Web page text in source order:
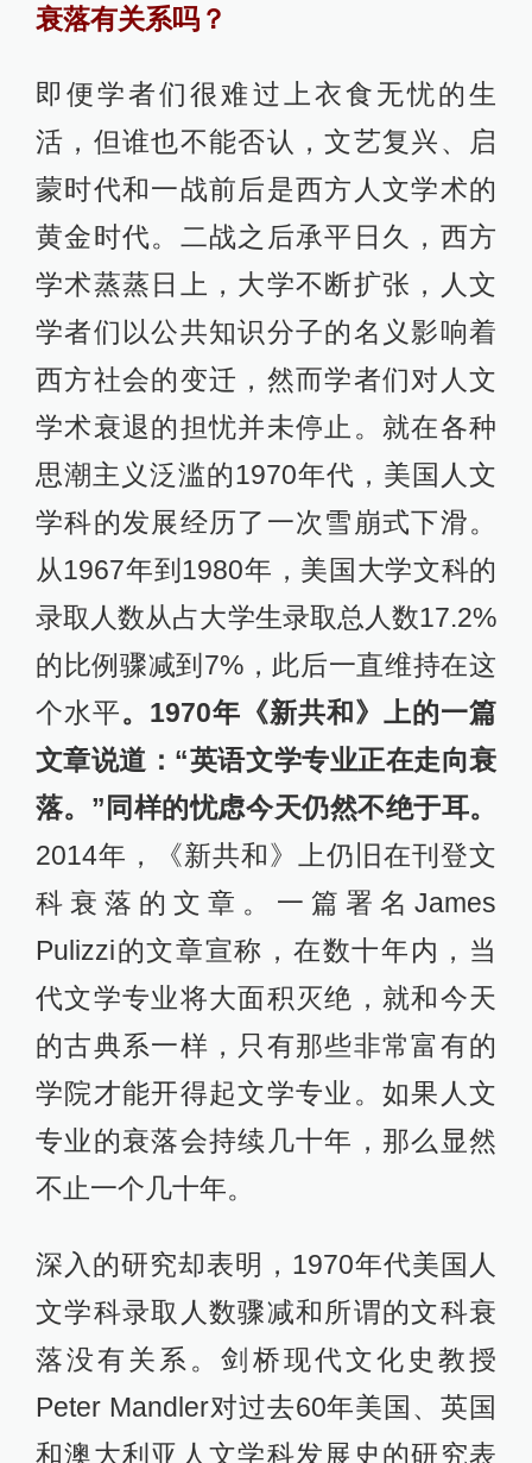
衰落有关系吗？
即便学者们很难过上衣食无忧的生
活，但谁也不能否认，文艺复兴、启
蒙时代和一战前后是西方人文学术的
黄金时代。二战之后承平日久，西方
学术蒸蒸日上，大学不断扩张，人文
学者们以公共知识分子的名义影响着
西方社会的变迁，然而学者们对人文
学术衰退的担忧并未停止。就在各种
思潮主义泛滥的1970年代，美国人文
学科的发展经历了一次雪崩式下滑。
从1967年到1980年，美国大学文科的
录取人数从占大学生录取总人数17.2%
的比例骤减到7%，此后一直维持在这
个水平。1970年《新共和》上的一篇
文章说道：“英语文学专业正在走向衰
落。”同样的忧虑今天仍然不绝于耳。
2014年，《新共和》上仍旧在刊登文
科衰落的文章。一篇署名James
Pulizzi的文章宣称，在数十年内，当
代文学专业将大面积灭绝，就和今天
的古典系一样，只有那些非常富有的
学院才能开得起文学专业。如果人文
专业的衰落会持续几十年，那么显然
不止一个几十年。
深入的研究却表明，1970年代美国人
文学科录取人数骤减和所谓的文科衰
落没有关系。剑桥现代文化史教授
Peter Mandler对过去60年美国、英国
和澳大利亚人文学科发展史的研究表